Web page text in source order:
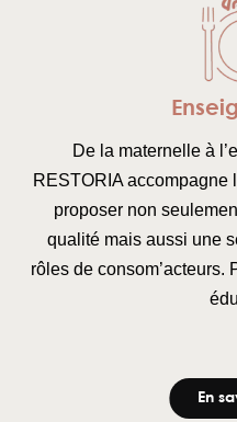
De la maternelle à
RESTORIA accompagne
proposer non
qualité mais aussi une
rôles de consom’acteurs.
En